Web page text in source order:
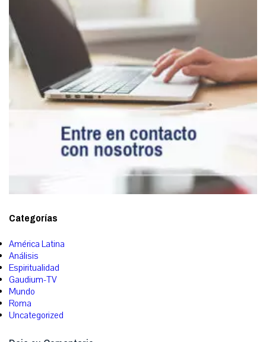
Categorías
América Latina
Análisis
Espiritualidad
Gaudium-TV
Mundo
Roma
Uncategorized